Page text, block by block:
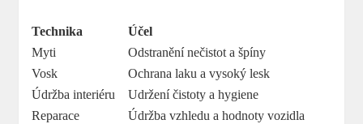
Technika
Účel
Myti
Odstranění nečistot ⁢a špíny
Vosk
Ochrana​ laku a vysoký lesk
Údržba ‍interiéru
Udržení čistoty a hygiene
Reparace
Údržba‍ vzhledu a hodnoty vozidla